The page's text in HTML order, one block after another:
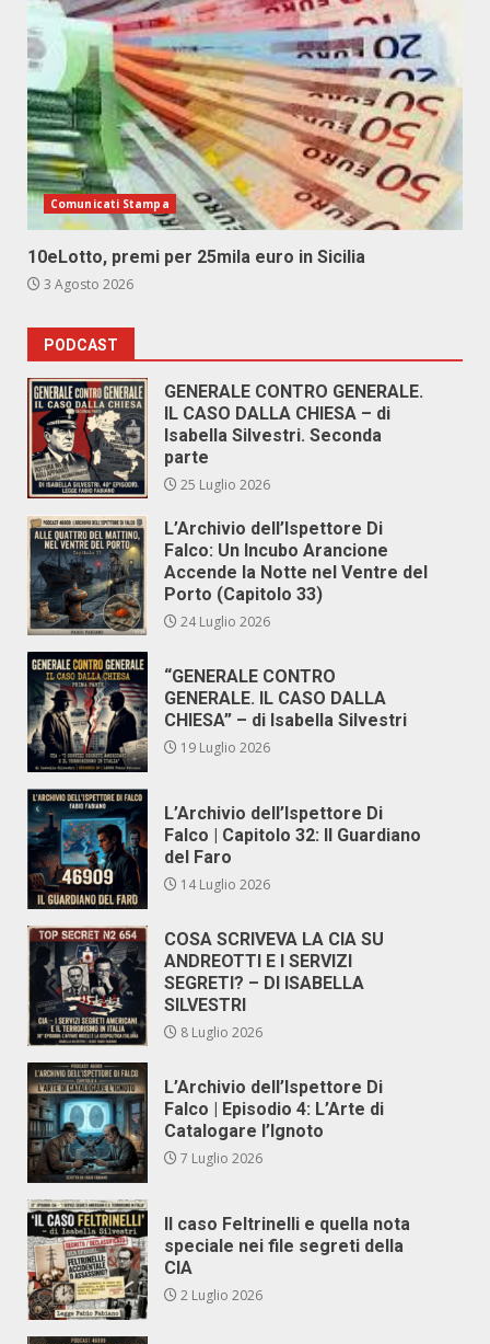
Comunicati Stampa
10eLotto, premi per 25mila euro in Sicilia
3 Agosto 2026
PODCAST
GENERALE CONTRO GENERALE.
IL CASO DALLA CHIESA – di
Isabella Silvestri. Seconda
parte
25 Luglio 2026
L’Archivio dell’Ispettore Di
Falco: Un Incubo Arancione
Accende la Notte nel Ventre del
Porto (Capitolo 33)
24 Luglio 2026
“GENERALE CONTRO
GENERALE. IL CASO DALLA
CHIESA” – di Isabella Silvestri
19 Luglio 2026
L’Archivio dell’Ispettore Di
Falco | Capitolo 32: Il Guardiano
del Faro
14 Luglio 2026
COSA SCRIVEVA LA CIA SU
ANDREOTTI E I SERVIZI
SEGRETI? – DI ISABELLA
SILVESTRI
8 Luglio 2026
L’Archivio dell’Ispettore Di
Falco | Episodio 4: L’Arte di
Catalogare l’Ignoto
7 Luglio 2026
Il caso Feltrinelli e quella nota
speciale nei file segreti della
CIA
2 Luglio 2026